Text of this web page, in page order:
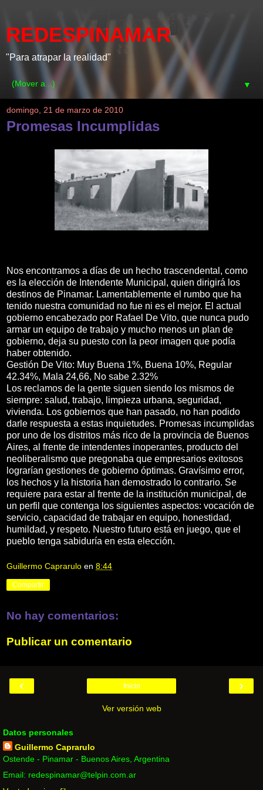
REDESPINAMAR
"Para atrapar la realidad"
▼
domingo, 21 de marzo de 2010
Promesas Incumplidas
Nos encontramos a días de un hecho trascendental, como
es la elección de Intendente Municipal, quien dirigirá los
destinos de Pinamar. Lamentablemente el rumbo que ha
tenido nuestra comunidad no fue ni es el mejor. El actual
gobierno encabezado por Rafael De Vito, que nunca pudo
armar un equipo de trabajo y mucho menos un plan de
gobierno, deja su puesto con la peor imagen que podía
haber obtenido.
Gestión De Vito: Muy Buena 1%, Buena 10%, Regular
42.34%, Mala 24,66, No sabe 2.32%
Los reclamos de la gente siguen siendo los mismos de
siempre: salud, trabajo, limpieza urbana, seguridad,
vivienda. Los gobiernos que han pasado, no han podido
darle respuesta a estas inquietudes. Promesas incumplidas
por uno de los distritos más rico de la provincia de Buenos
Aires, al frente de intendentes inoperantes, producto del
neoliberalismo que pregonaba que empresarios exitosos
lograrían gestiones de gobierno óptimas. Gravísimo error,
los hechos y la historia han demostrado lo contrario. Se
requiere para estar al frente de la institución municipal, de
un perfil que contenga los siguientes aspectos: vocación de
servicio, capacidad de trabajar en equipo, honestidad,
humildad, y respeto. Nuestro futuro está en juego, que el
pueblo tenga sabiduría en esta elección.
Guillermo Caprarulo en 8:44
Compartir
No hay comentarios:
Publicar un comentario
‹ ›
Inicio
Ver versión web
Datos personales
Guillermo Caprarulo
Ostende - Pinamar - Buenos Aires, Argentina
Email: redespinamar@telpin.com.ar